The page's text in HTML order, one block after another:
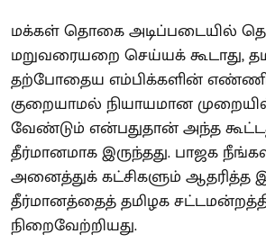
மக்கள் தொகை அடிப்படையில்
மறுவரையறை செய்யக் கூடாது,
தற்போதைய எம்பிக்களின்
குறையாமல் நியாயமான
வேண்டும் என்பதுதான் அந்த
தீர்மானமாக இருந்தது. பாஜக
அனைத்துக் கட்சிகளும் ஆதரித்த
தீர்மானத்தைத் தமிழக
நிறைவேற்றியது.